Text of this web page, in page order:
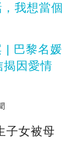
我想當個
| 巴黎名媛
揭因愛情
子女被母